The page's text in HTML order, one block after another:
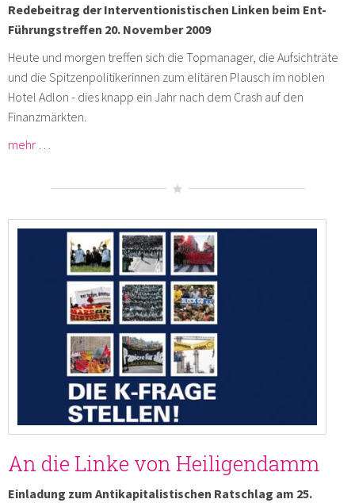
Redebeitrag der Interventionistischen Linken beim Ent-
Führungstreffen 20. November 2009
Heute und morgen treffen sich die Topmanager, die Aufsichträte
und die Spitzenpolitikerinnen zum elitären Plausch im noblen
Hotel Adlon - dies knapp ein Jahr nach dem Crash auf den
Finanzmärkten.
mehr …
An die Linke von Heiligendamm
Einladung zum Antikapitalistischen Ratschlag am 25.